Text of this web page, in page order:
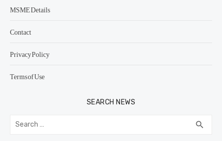
MSME Details
Contact
Privacy Policy
Terms of Use
SEARCH NEWS
Search
for: search